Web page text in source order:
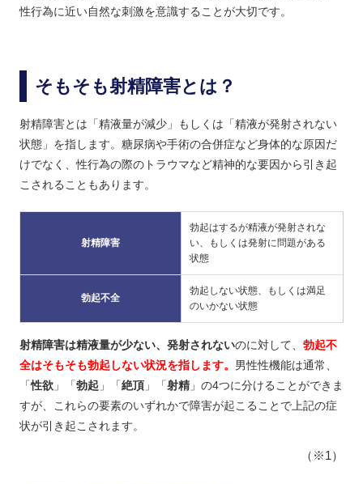
性行為に近い自然な刺激を意識することが大切です。
そもそも射精障害とは？
射精障害とは「精液量が減少」もしくは「精液が発射されない
状態」を指します。糖尿病や手術の合併症など身体的な原因だ
けでなく、性行為の際のトラウマなど精神的な要因から引き起
こされることもあります。
射精障害
勃起はするが精液が発射されな
い、もしくは発射に問題がある
状態
勃起不全
勃起しない状態、もしくは満足
のいかない状態
射精障害は精液量が少ない、発射されないのに対して、 勃起不
全はそもそも勃起しない状況を指します。 男性性機能は通常、
「性欲」「勃起 」「絶頂」「射精」の4つに分けることができま
すが、これらの要素のいずれかで障害が起こることで上記の症
状が引き起こされます。
（※1）